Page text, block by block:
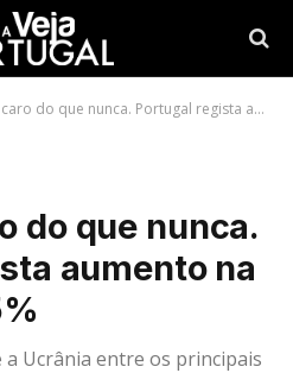
que nunca. Portugal regista aumento na ordem dos 15%
do que nunca.
aumento na
Ucrânia entre os principais